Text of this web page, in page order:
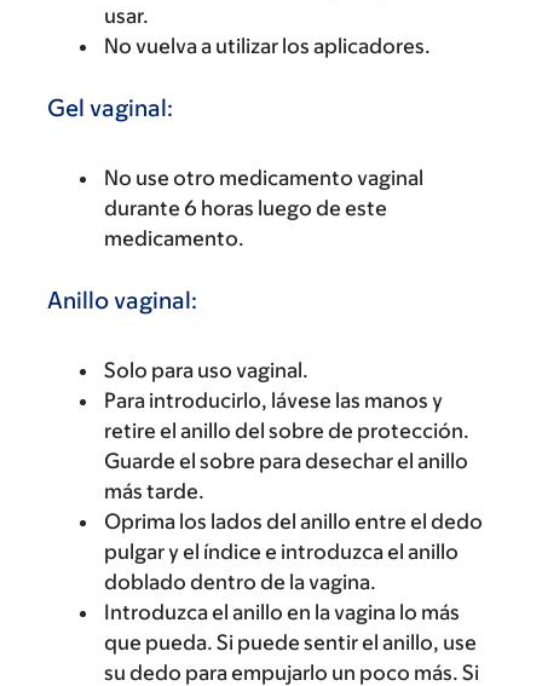
usar.
No vuelva a utilizar los aplicadores.
Gel vaginal:
No use otro medicamento vaginal
durante 6 horas luego de este
medicamento.
Anillo vaginal:
Solo para uso vaginal.
Para introducirlo, lávese las manos y
retire el anillo del sobre de protección.
Guarde el sobre para desechar el anillo
más tarde.
Oprima los lados del anillo entre el dedo
pulgar y el índice e introduzca el anillo
doblado dentro de la vagina.
Introduzca el anillo en la vagina lo más
que pueda. Si puede sentir el anillo, use
su dedo para empujarlo un poco más. Si